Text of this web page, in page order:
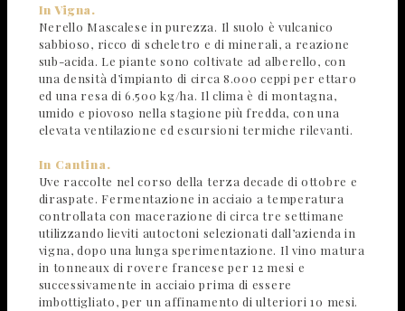
In Vigna.
Nerello Mascalese in purezza. Il suolo è vulcanico
sabbioso, ricco di scheletro e di minerali, a reazione
sub-acida. Le piante sono coltivate ad alberello, con
una densità d’impianto di circa 8.000 ceppi per ettaro
ed una resa di 6.500 kg/ha. Il clima è di montagna,
umido e piovoso nella stagione più fredda, con una
elevata ventilazione ed escursioni termiche rilevanti.
In Cantina.
Uve raccolte nel corso della terza decade di ottobre e
diraspate. Fermentazione in acciaio a temperatura
controllata con macerazione di circa tre settimane
utilizzando lieviti autoctoni selezionati dall’azienda in
vigna, dopo una lunga sperimentazione. Il vino matura
in tonneaux di rovere francese per 12 mesi e
successivamente in acciaio prima di essere
imbottigliato, per un affinamento di ulteriori 10 mesi.